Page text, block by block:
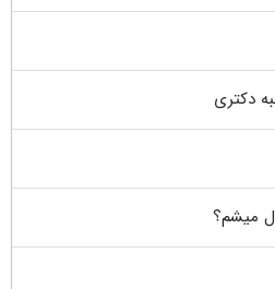
دکتری
میشم؟